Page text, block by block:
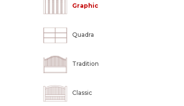
Graphic
Quadra
Tradition
Classic